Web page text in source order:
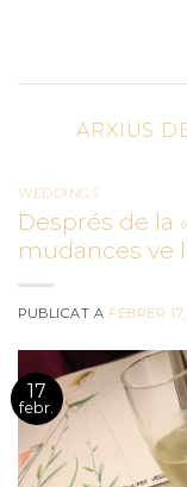
ARXIUS
WEDDINGS
Després de la
mudances ve
PUBLICAT A FEBRER
17
febr.